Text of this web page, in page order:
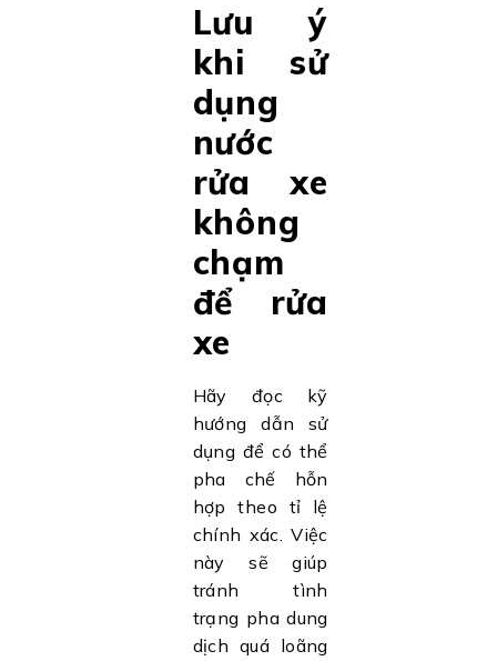
Lưu ý
khi sử
dụng
nước
rửa xe
không
chạm
để rửa
xe
Hãy đọc kỹ
hướng dẫn sử
dụng để có thể
pha chế hỗn
hợp theo tỉ lệ
chính xác. Việc
này sẽ giúp
tránh tình
trạng pha dung
dịch quá loãng